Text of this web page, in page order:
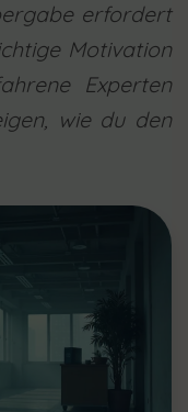
erfordert
Motivation
Experten
wie du den